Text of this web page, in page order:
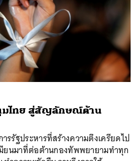
นุมไทย สู่สัญลักษณ์ต้าน
รัฐประหารที่สร้างความตึงเครียดไป
ยนมาที่ต่อต้านกองทัพพยายามทำทุก